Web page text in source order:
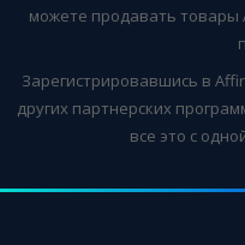
можете продавать товары
Зарегистрировавшись в
других партнерских
все это с